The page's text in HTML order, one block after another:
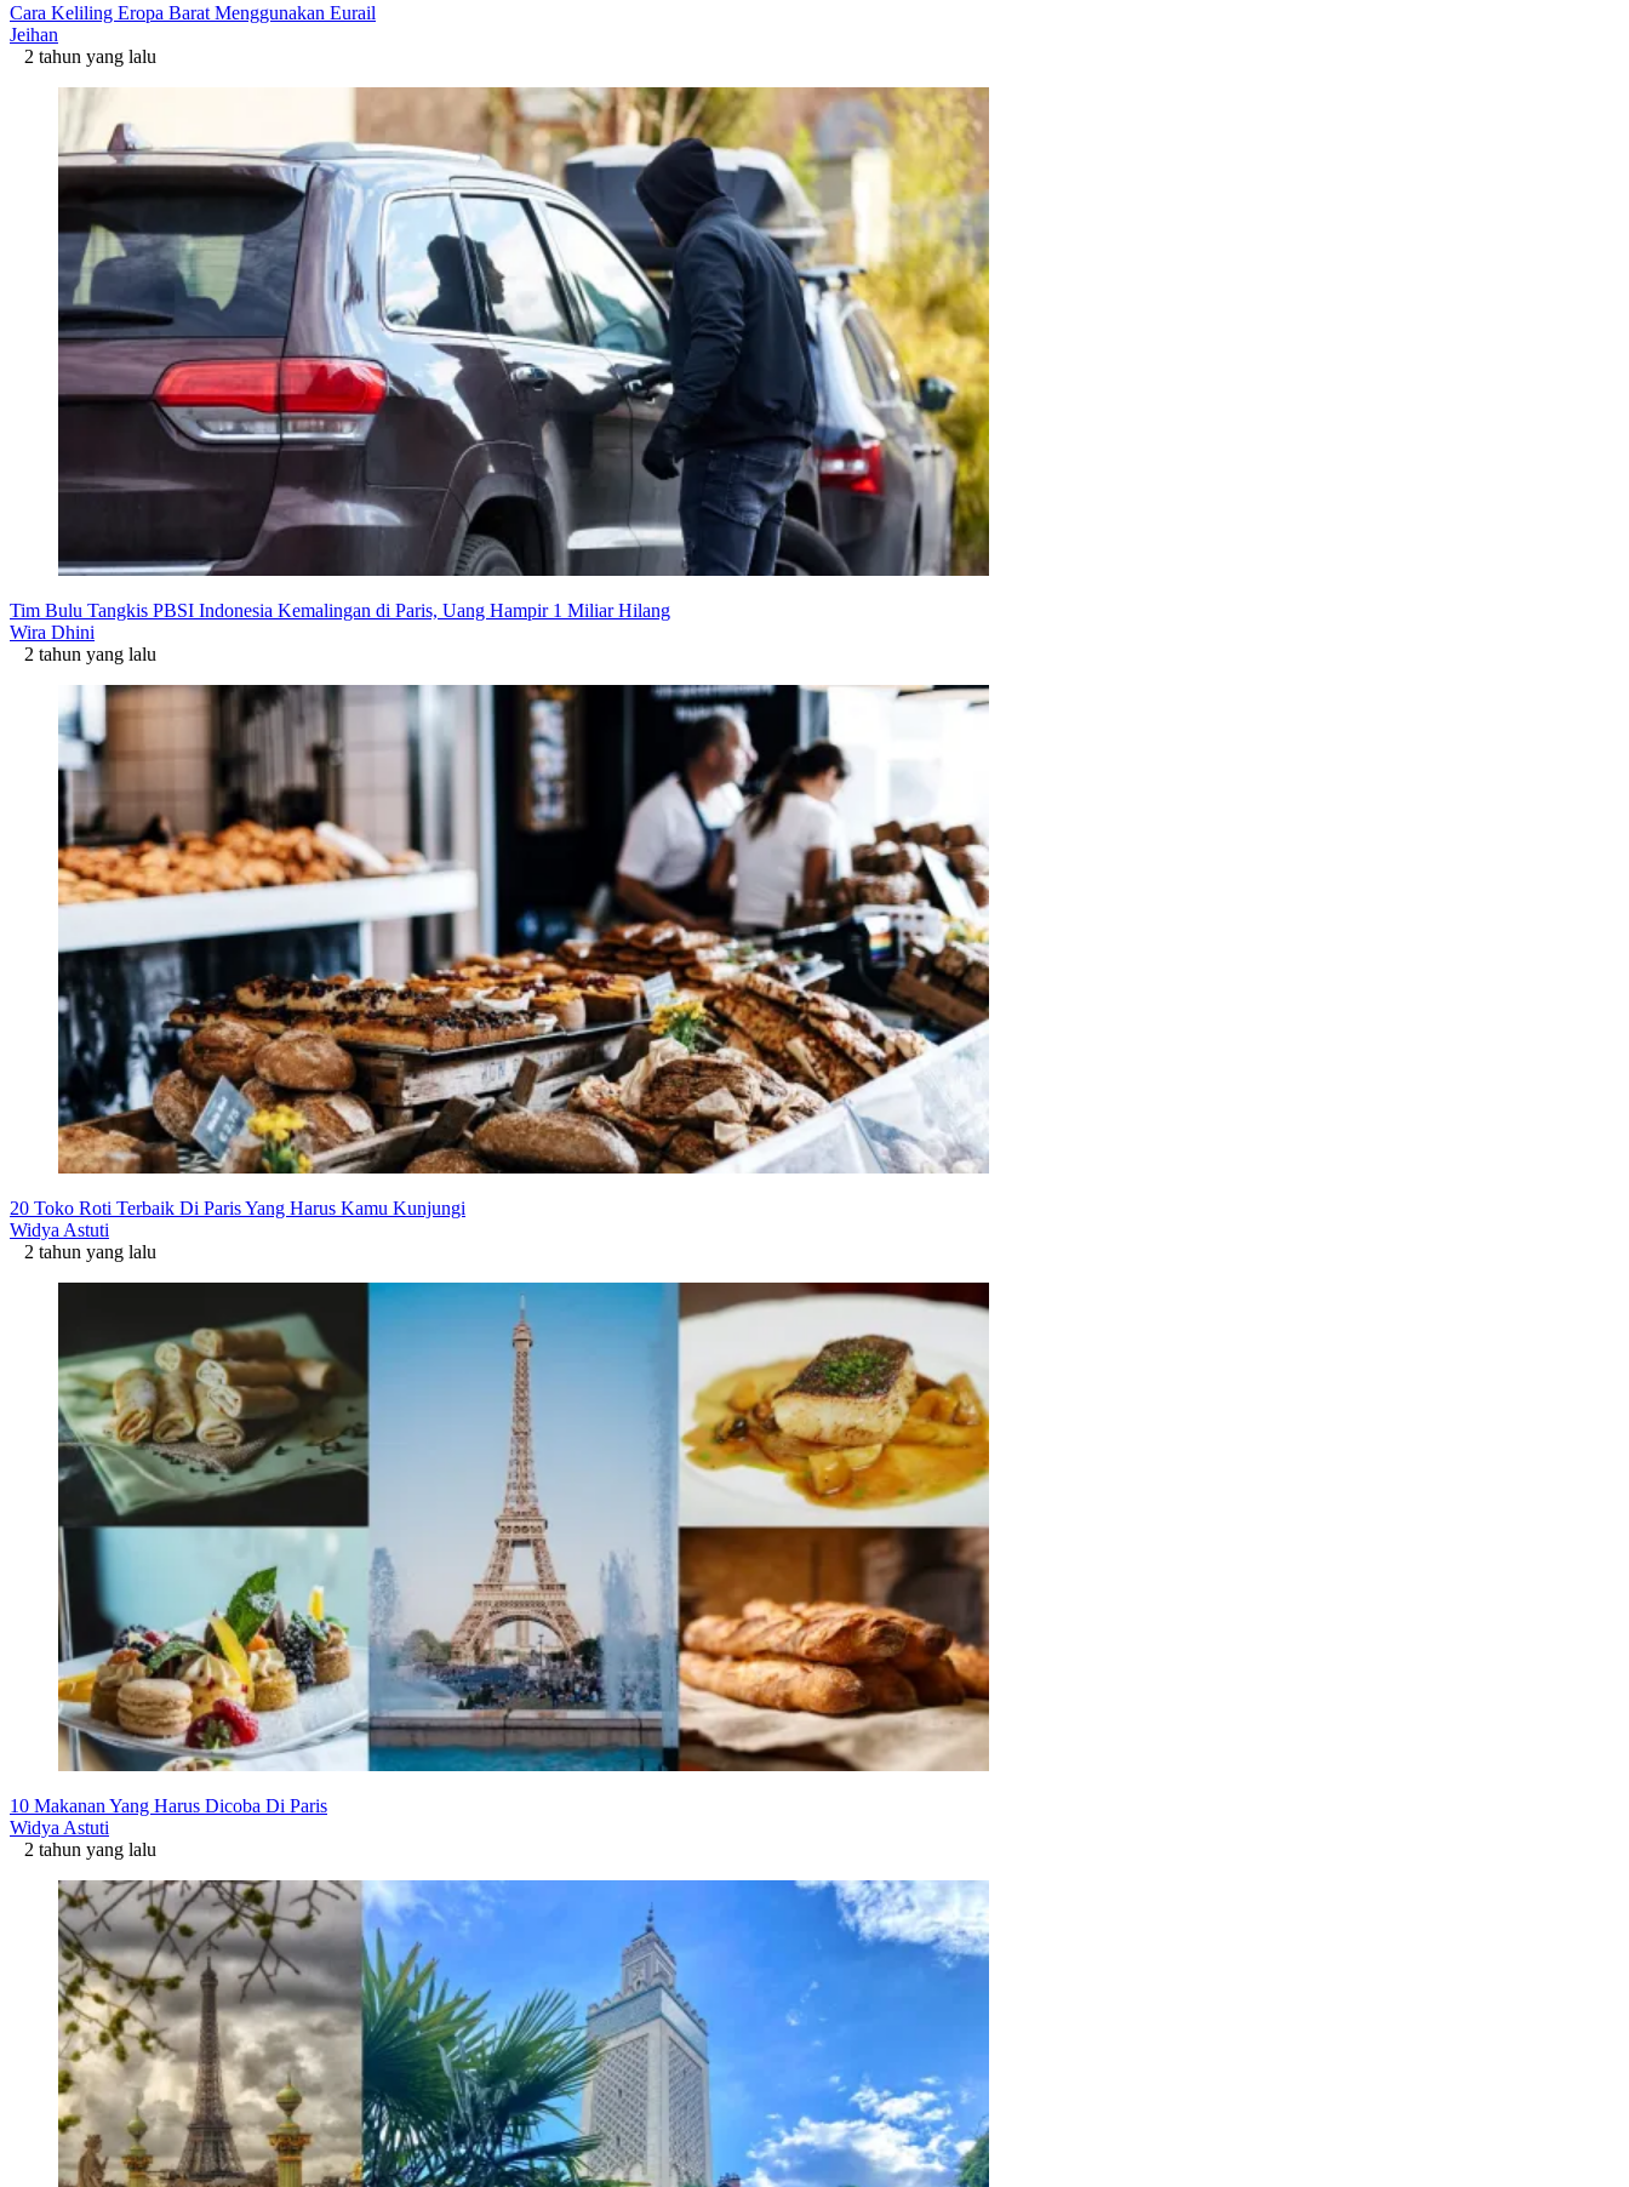
Cara Keliling Eropa Barat Menggunakan Eurail
Jeihan
2 tahun yang lalu
Tim Bulu Tangkis PBSI Indonesia Kemalingan di Paris, Uang Hampir 1 Miliar Hilang
Wira Dhini
2 tahun yang lalu
20 Toko Roti Terbaik Di Paris Yang Harus Kamu Kunjungi
Widya Astuti
2 tahun yang lalu
10 Makanan Yang Harus Dicoba Di Paris
Widya Astuti
2 tahun yang lalu